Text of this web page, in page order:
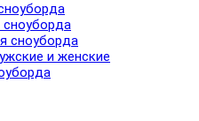
сноуборда
сноуборда
и женские